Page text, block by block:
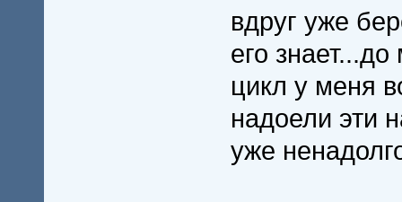
вдруг уже
его
цикл у меня
надоели эти
уже